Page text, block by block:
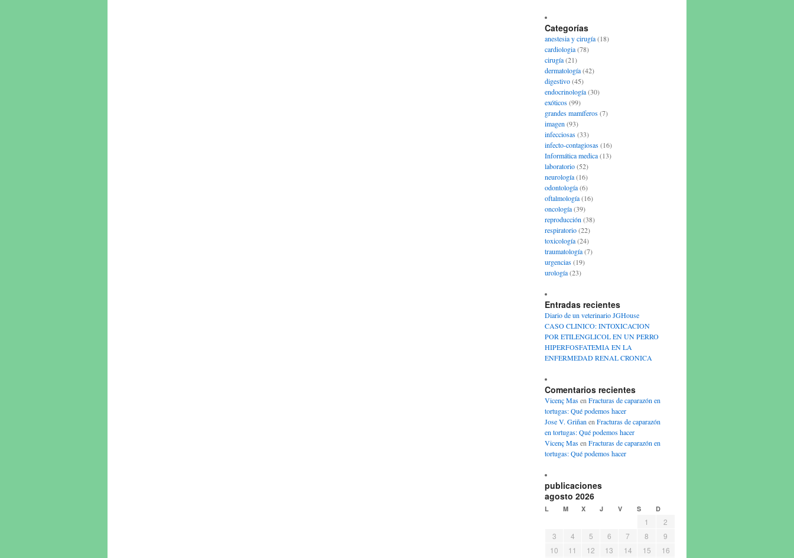
Categorías
anestesia y cirugía(18)
cardiologia(78)
cirugía(21)
dermatología(42)
digestivo(45)
endocrinología(30)
exóticos(99)
grandes mamíferos(7)
imagen (93)
infecciosas(33)
infecto-contagiosas(16)
Informática medica(13)
laboratorio(52)
neurología(16)
odontología(6)
oftalmología(16)
oncología(39)
reproducción (38)
respiratorio(22)
toxicología(24)
traumatología(7)
urgencias(19)
urología(23)
Entradas recientes
Diario de un veterinario JGHouse
CASO CLINICO: INTOXICACION
POR ETILENGLICOL EN UN PERRO
HIPERFOSFATEMIA EN LA
ENFERMEDAD RENAL CRONICA
Comentarios recientes
Vicenç Masen Fracturas de caparazón en
tortugas: Qué podemos hacer
Jose V. Griñan en Fracturas de caparazón
en tortugas: Qué podemos hacer
Vicenç Masen Fracturas de caparazón en
tortugas: Qué podemos hacer
publicaciones
agosto 2026
L M X J V S D
1
2
3
4 5 6 7 8
9
10
11 12 13 14 15
16